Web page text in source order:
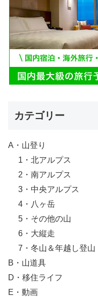
カテゴリー
A・山登り
1・北アルプス
2・南アルプス
3・中央アルプス
4・八ヶ岳
5・その他の山
6・大縦走
7・冬山＆年越し登山
B・山道具
D・移住ライフ
E・動画